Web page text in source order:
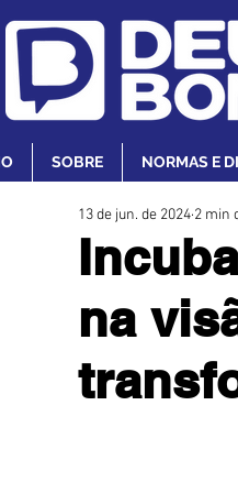
SOBRE NORMAS E
na
13 de jun. de 2024 2 min